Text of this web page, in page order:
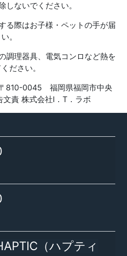
しないでください。
る際はお子様・ペットの手が届
。
調理器具、電気コンロなど熱を
ださい。
810-0045 福岡県福岡市中央
責 株式会社I．T．ラボ
（ハプティ